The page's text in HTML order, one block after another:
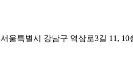
서울특별시 강남구 역삼로3길 11, 10